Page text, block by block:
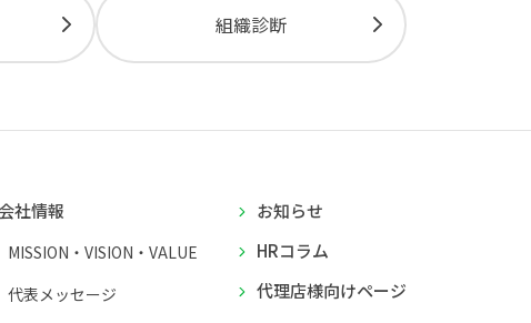
組織診断
会社情報
MISSION・VISION・VALUE
代表メッセージ
お知らせ
HRコラム
代理店様向けページ